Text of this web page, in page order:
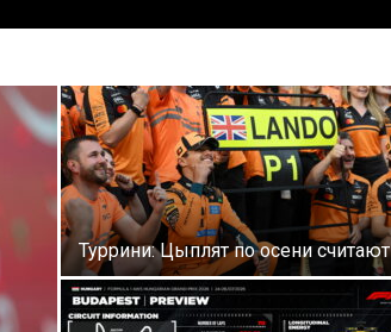
Туррини: Цыплят по осени считают